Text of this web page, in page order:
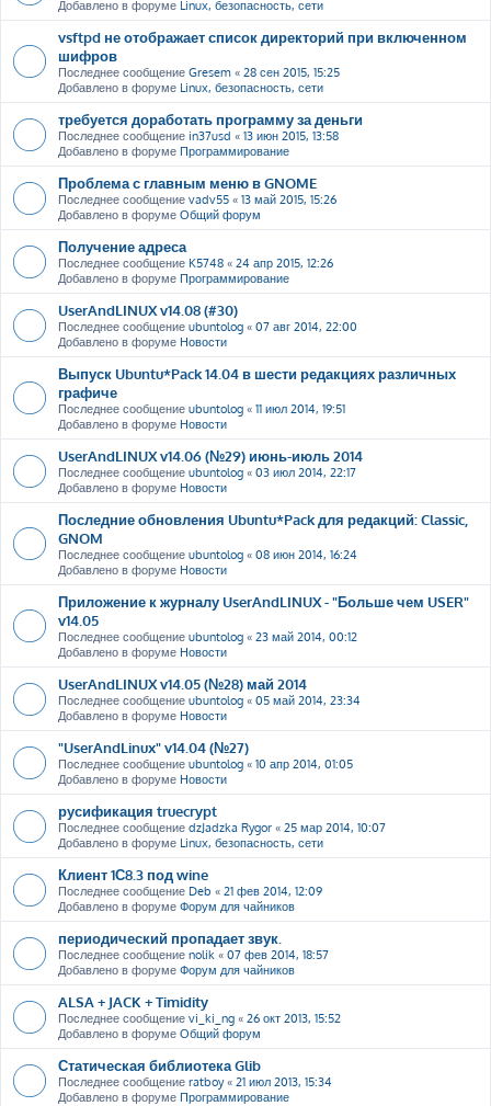
Добавлено в форуме Linux, безопасность, сети
vsftpd не отображает список директорий при включенном
шифров
Последнее сообщение Gresem « 28 сен 2015, 15:25
Добавлено в форуме Linux, безопасность, сети
требуется доработать программу за деньги
Последнее сообщение in37usd « 13 июн 2015, 13:58
Добавлено в форуме Программирование
Проблема с главным меню в GNOME
Последнее сообщение vadv55 « 13 май 2015, 15:26
Добавлено в форуме Общий форум
Получение адреса
Последнее сообщение K5748 « 24 апр 2015, 12:26
Добавлено в форуме Программирование
UserAndLINUX v14.08 (#30)
Последнее сообщение ubuntolog « 07 авг 2014, 22:00
Добавлено в форуме Новости
Выпуск Ubuntu*Pack 14.04 в шести редакциях различных
графиче
Последнее сообщение ubuntolog « 11 июл 2014, 19:51
Добавлено в форуме Новости
UserAndLINUX v14.06 (№29) июнь-июль 2014
Последнее сообщение ubuntolog « 03 июл 2014, 22:17
Добавлено в форуме Новости
Последние обновления Ubuntu*Pack для редакций: Classic,
GNOM
Последнее сообщение ubuntolog « 08 июн 2014, 16:24
Добавлено в форуме Новости
Приложение к журналу UserAndLINUX - "Больше чем USER"
v14.05
Последнее сообщение ubuntolog « 23 май 2014, 00:12
Добавлено в форуме Новости
UserAndLINUX v14.05 (№28) май 2014
Последнее сообщение ubuntolog « 05 май 2014, 23:34
Добавлено в форуме Новости
"UserAndLinux" v14.04 (№27)
Последнее сообщение ubuntolog « 10 апр 2014, 01:05
Добавлено в форуме Новости
русификация truecrypt
Последнее сообщение dzJadzka Rygor « 25 мар 2014, 10:07
Добавлено в форуме Linux, безопасность, сети
Клиент 1С8.3 под wine
Последнее сообщение Deb « 21 фев 2014, 12:09
Добавлено в форуме Форум для чайников
периодический пропадает звук.
Последнее сообщение nolik « 07 фев 2014, 18:57
Добавлено в форуме Форум для чайников
ALSA + JACK + Timidity
Последнее сообщение vi_ki_ng « 26 окт 2013, 15:52
Добавлено в форуме Общий форум
Статическая библиотека Glib
Последнее сообщение ratboy« 21 июл 2013, 15:34
Добавлено в форуме Программирование